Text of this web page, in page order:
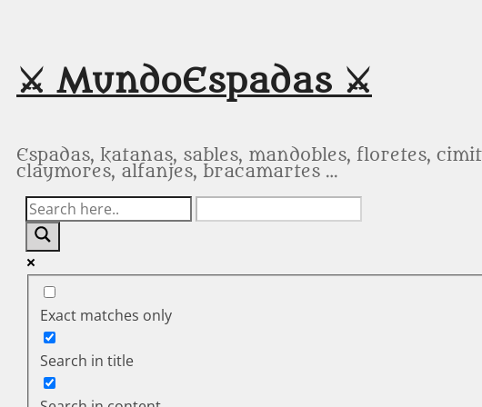
contenido
⚔️ MundoEspadas ⚔️
Espadas, katanas, sables, mandobles, floretes,
claymores, alfanjes, bracamartes …
Exact matches only
Search in title